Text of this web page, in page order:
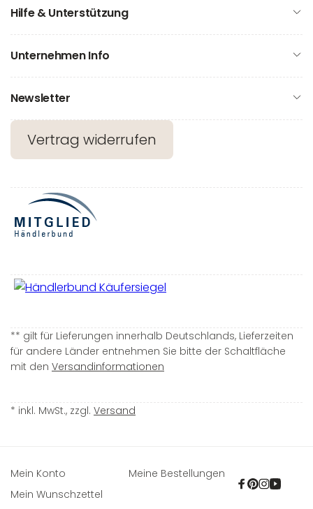
Hilfe & Unterstützung
Unternehmen Info
Newsletter
Vertrag widerrufen
** gilt für Lieferungen innerhalb Deutschlands, Lieferzeiten
für andere Länder entnehmen Sie bitte der Schaltfläche
mit den Versandinformationen
* inkl. MwSt., zzgl. Versand
Mein Konto
Meine Bestellungen
Mein Wunschzettel
Facebook
Pinterest